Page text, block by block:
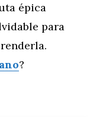
épica
para
?